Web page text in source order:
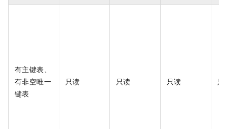
有主键表、
有非空唯一
键表
只读 只读 只读 只